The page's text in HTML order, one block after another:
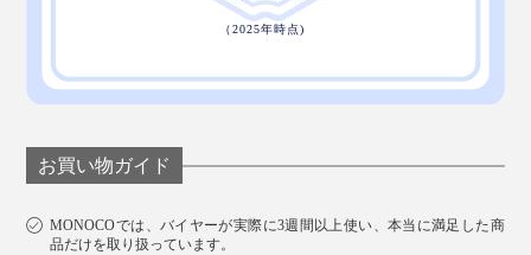
お買い物ガイド
MONOCOでは、バイヤーが実際に3週間以上使い、本当に満足した商
品だけを取り扱っています。